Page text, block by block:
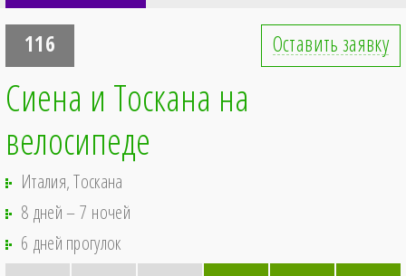
116 Оставить заявку
Сиена и Тоскана на
велосипеде
Италия, Тоскана
8 дней – 7 ночей
6 дней прогулок